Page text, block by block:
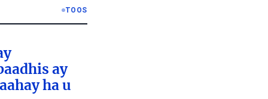
TOOS
ay
ha u